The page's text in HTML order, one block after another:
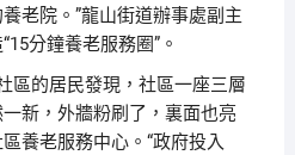
老院。”龍山街道辦事處副主
分鐘養老服務圈”。
區的居民發現，社區一座三層
新，外牆粉刷了，裏面也亮
養老服務中心。“政府投入